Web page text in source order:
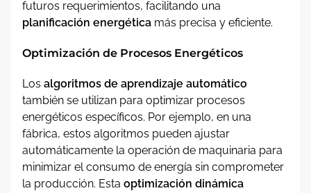
futuros requerimientos, facilitando una
planificación energética más precisa y eficiente.
Optimización de Procesos Energéticos
Los algoritmos de aprendizaje automático
también se utilizan para optimizar procesos
energéticos específicos. Por ejemplo, en una
fábrica, estos algoritmos pueden ajustar
automáticamente la operación de maquinaria para
minimizar el consumo de energía sin comprometer
la producción. Esta optimización dinámica